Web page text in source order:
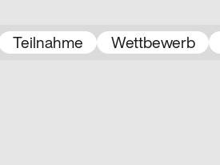
Teilnahme Wettbewerb